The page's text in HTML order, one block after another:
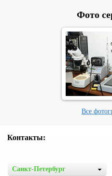
Фото
Все
Контакты:
Санкт-Петербург